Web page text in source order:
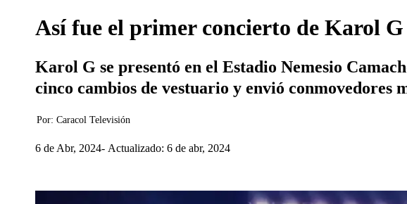
Así fue el primer concierto de Karol G
Karol G se presentó en el Estadio Nemesio
cinco cambios de vestuario y envió conmovedores
Por: Caracol Televisión
6 de Abr, 2024 Actualizado: 6 de abr, 2024